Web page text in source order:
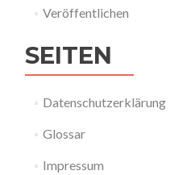
Veröffentlichen
SEITEN
Datenschutzerklärung
Glossar
Impressum